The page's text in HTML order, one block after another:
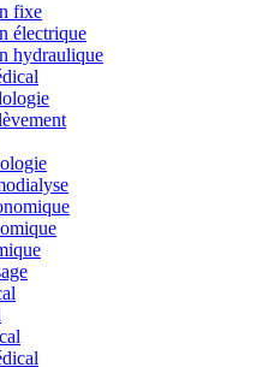
fixe
électrique
hydraulique